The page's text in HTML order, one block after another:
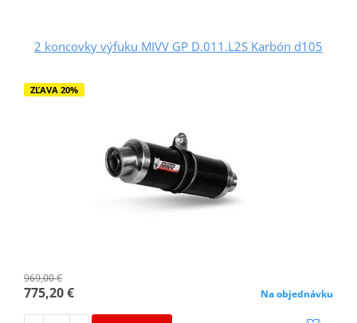
2 koncovky výfuku MIVV GP D.011.L2S Karbón d105
ZĽAVA 20%
969,00 €
775,20 € Na objednávku